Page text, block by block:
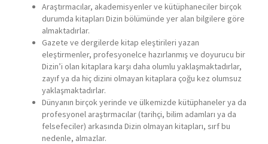
Araştırmacılar, akademisyenler ve kütüphaneciler birçok
durumda kitapları Dizin bölümünde yer alan bilgilere göre
almaktadırlar.
Gazete ve dergilerde kitap eleştirileri yazan
eleştirmenler, profesyonelce hazırlanmış ve doyurucu bir
Dizin’i olan kitaplara karşı daha olumlu yaklaşmaktadırlar,
zayıf ya da hiç dizini olmayan kitaplara çoğu kez olumsuz
yaklaşmaktadırlar.
Dünyanın birçok yerinde ve ülkemizde kütüphaneler ya da
profesyonel araştırmacılar (tarihçi, bilim adamları ya da
felsefeciler) arkasında Dizin olmayan kitapları, sırf bu
nedenle, almazlar.